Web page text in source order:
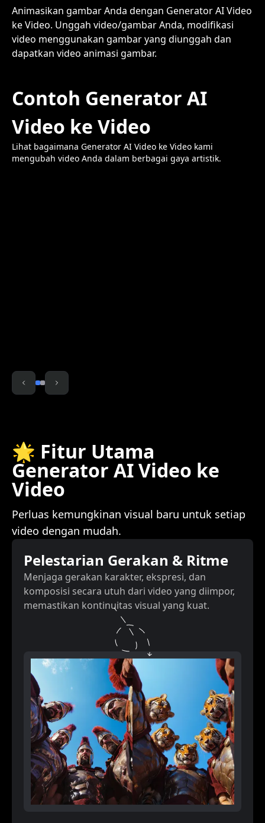
Animasikan gambar Anda dengan Generator AI Video
ke Video. Unggah video/gambar Anda, modifikasi
video menggunakan gambar yang diunggah dan
dapatkan video animasi gambar.
Contoh Generator AI
Video ke Video
Lihat bagaimana Generator AI Video ke Video kami
mengubah video Anda dalam berbagai gaya artistik.
🌟 Fitur Utama
Generator AI Video ke
Video
Perluas kemungkinan visual baru untuk setiap
video dengan mudah.
Pelestarian Gerakan & Ritme
Menjaga gerakan karakter, ekspresi, dan
komposisi secara utuh dari video yang diimpor,
memastikan kontinuitas visual yang kuat.